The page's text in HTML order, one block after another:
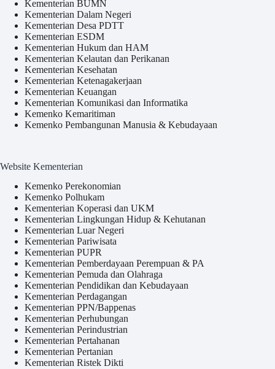
Kementerian BUMN
Kementerian Dalam Negeri
Kementerian Desa PDTT
Kementerian ESDM
Kementerian Hukum dan HAM
Kementerian Kelautan dan Perikanan
Kementerian Kesehatan
Kementerian Ketenagakerjaan
Kementerian Keuangan
Kementerian Komunikasi dan Informatika
Kemenko Kemaritiman
Kemenko Pembangunan Manusia & Kebudayaan
Website Kementerian
Kemenko Perekonomian
Kemenko Polhukam
Kementerian Koperasi dan UKM
Kementerian Lingkungan Hidup & Kehutanan
Kementerian Luar Negeri
Kementerian Pariwisata
Kementerian PUPR
Kementerian Pemberdayaan Perempuan & PA
Kementerian Pemuda dan Olahraga
Kementerian Pendidikan dan Kebudayaan
Kementerian Perdagangan
Kementerian PPN/Bappenas
Kementerian Perhubungan
Kementerian Perindustrian
Kementerian Pertahanan
Kementerian Pertanian
Kementerian Ristek Dikti